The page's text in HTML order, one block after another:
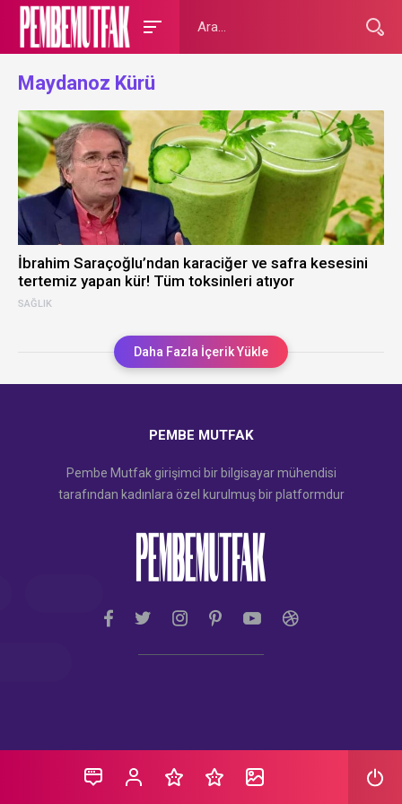
Maydanoz Kürü
SAĞLIK
İbrahim Saraçoğlu’ndan karaciğer ve safra kesesini
tertemiz yapan kür! Tüm toksinleri atıyor
Daha Fazla İçerik Yükle
PEMBE MUTFAK
Pembe Mutfak girişimci bir bilgisayar mühendisi
tarafından kadınlara özel kurulmuş bir platformdur